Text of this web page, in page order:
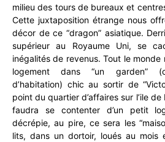
milieu des tours de bureaux et
Cette juxtaposition étrange nous
décor de ce “dragon” asiatique.
supérieur au Royaume Uni, se
inégalités de revenus. Tout le
logement dans “un garden”
d’habitation) chic au sortir de
point du quartier d’affaires sur l’ile
faudra se contenter d’un petit
décrépie, au pire, ce sera les
lits, dans un dortoir, loués au mois